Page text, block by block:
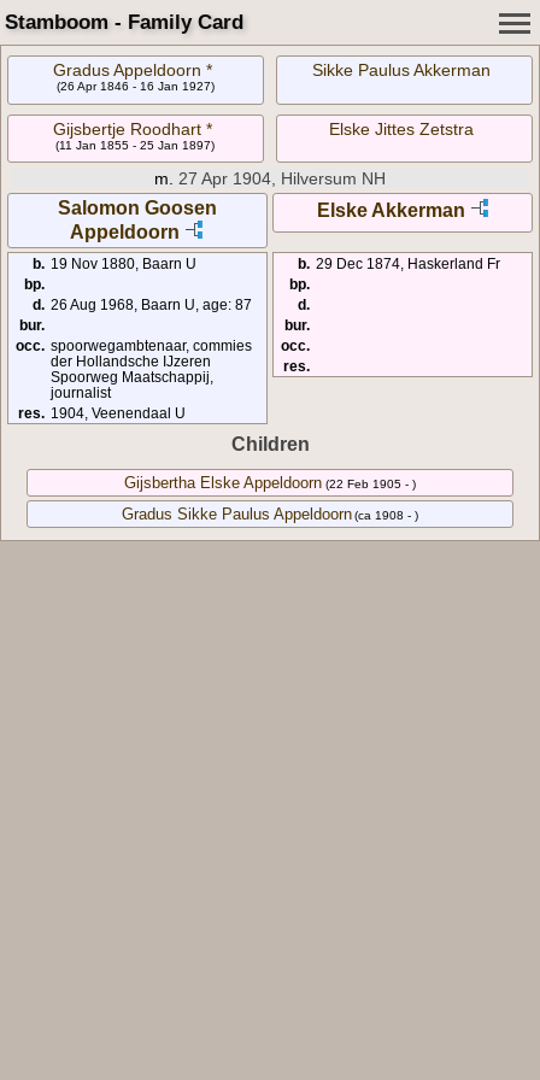
Stamboom - Family Card
Gradus Appeldoorn *
(26 Apr 1846 - 16 Jan 1927)
Sikke Paulus Akkerman
Gijsbertje Roodhart *
(11 Jan 1855 - 25 Jan 1897)
Elske Jittes Zetstra
m. 27 Apr 1904, Hilversum NH
Salomon Goosen
Appeldoorn
Elske Akkerman
b. 19 Nov 1880, Baarn U
bp.
d. 26 Aug 1968, Baarn U, age: 87
bur.
occ. spoorwegambtenaar, commies
der Hollandsche IJzeren
Spoorweg Maatschappij,
journalist
res. 1904, Veenendaal U
b. 29 Dec 1874, Haskerland Fr
bp.
d.
bur.
occ.
res.
Children
Gijsbertha Elske Appeldoorn (22 Feb 1905 - )
Gradus Sikke Paulus Appeldoorn(ca 1908 - )